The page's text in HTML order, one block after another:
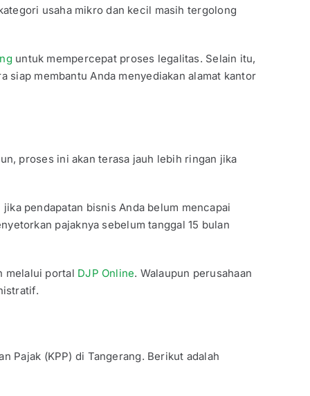
usaha mikro dan kecil masih tergolong
untuk mempercepat proses legalitas. Selain itu,
siap membantu Anda menyediakan alamat kantor
proses ini akan terasa jauh lebih ringan jika
pendapatan bisnis Anda belum mencapai
pajaknya sebelum tanggal 15 bulan
melalui portal DJP Online. Walaupun perusahaan
Pajak (KPP) di Tangerang. Berikut adalah